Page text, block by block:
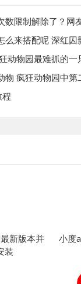
？网友：还支持倍速播放
呢 深红囚影意识搭配
最难抓的一只动物解
物园中第二个地图动物
新版本并
装
小度